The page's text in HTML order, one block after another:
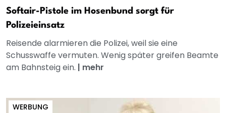
Softair-Pistole im Hosenbund sorgt für
Polizeieinsatz
Reisende alarmieren die Polizei, weil sie eine
Schusswaffe vermuten. Wenig später greifen Beamte
am Bahnsteig ein. | mehr
WERBUNG